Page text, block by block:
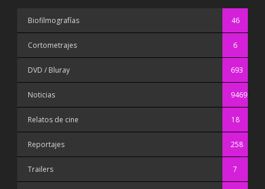
Biofilmografías 46
Cortometrajes 6
DVD / Bluray 693
Noticias 9469
Relatos de cine 18
Reportajes 258
Trailers 7